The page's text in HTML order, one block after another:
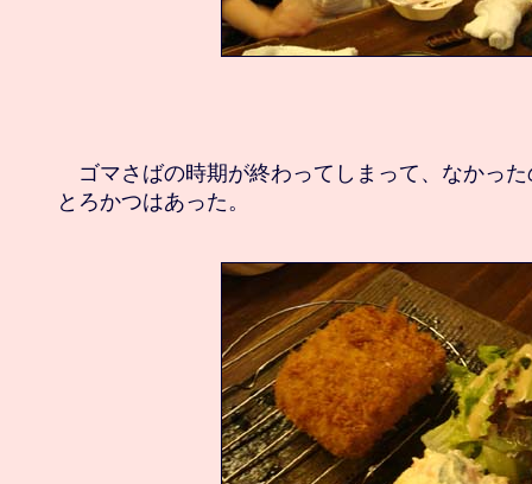
ゴマさばの時期が終わってしまって、なかっ